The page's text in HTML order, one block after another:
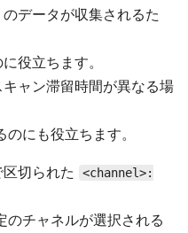
データが収集されるた
役立ちます。
ャン滞留時間が異なる場
にも役立ちます。
切られた
<channel>:
のチャネルが選択される